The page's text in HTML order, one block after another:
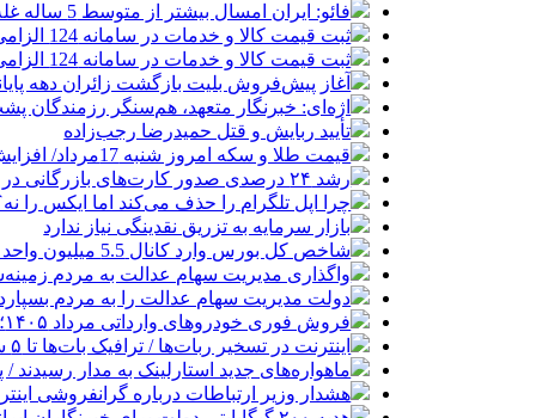
فائو: ایران امسال بیشتر از متوسط 5 ساله غله تولید می‌کند
ثبت قیمت کالا و خدمات در سامانه 124 الزامی شد
ثبت قیمت کالا و خدمات در سامانه 124 الزامی شد
آغاز پیش‌فروش بلیت بازگشت زائران دهه
اژه‌ای: خبرنگار متعهد، هم‌سنگر رزمندگان
تأیید ربایش و قتل حمیدرضا رجب‌زاده
قیمت طلا و سکه امروز شنبه 17مرداد/ افزایش همه قیمت ها + جدول و جزئیات
رشد ۲۴ درصدی صدور کارت‌های بازرگانی در گرگان
چرا اپل تلگرام را حذف می‌کند اما ایکس را
بازار سرمایه به تزریق نقدینگی نیاز ندارد
شاخص کل بورس وارد کانال 5.5 میلیون واحد شد
واگذاری مدیریت سهام عدالت به مردم
دولت مدیریت سهام عدالت را به مردم
فروش فوری خودروهای وارداتی مرداد ۱۴۰۵؛ بدون قرعه‌کشی و حساب وکالتی
اینترنت در تسخیر ربات‌ها / ترافیک بات‌ها تا ۵ سال آینده هزار برابر انسان‌ها خواهد شد
ماهواره‌های جدید استارلینک به مدار رسیدند / پرتاب ۲۴ ماهواره
هشدار وزیر ارتباطات درباره گرانفروشی